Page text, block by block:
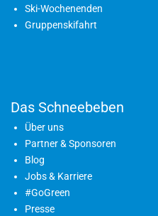
Ski-Wochenenden
Gruppenskifahrt
Das Schneebeben
Über uns
Partner & Sponsoren
Blog
Jobs & Karriere
#GoGreen
Presse